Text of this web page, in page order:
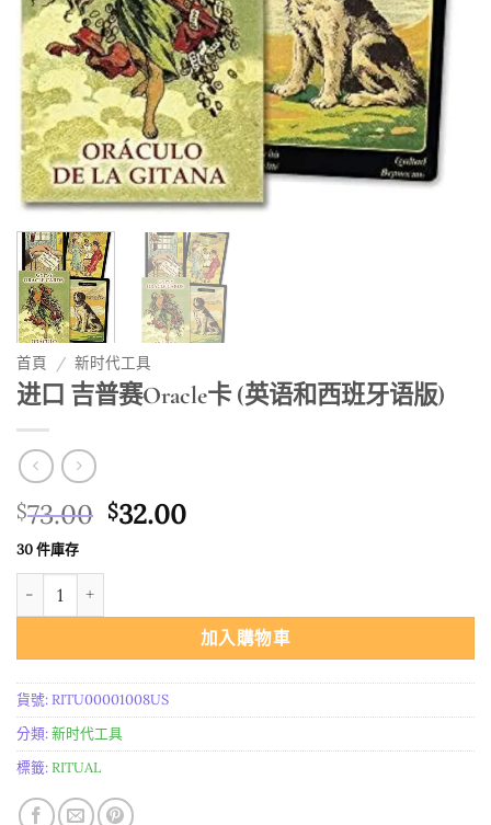
首頁 / 新时代工具
进口 吉普赛Oracle卡 (英语和西班牙语版)
$73.00 原
$73.00。
$32.00目
$32.00。
30 件庫存
进口 吉普赛Oracle卡 (英语和西班牙语版) 數量
加入購物車
貨號:RITU00001008US
分類:新时代工具
標籤:RITUAL